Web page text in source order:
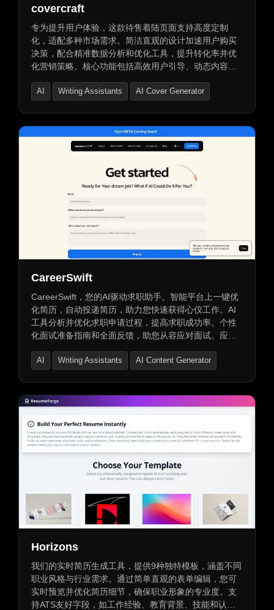
covercraft
专为提升用户体验，这款待售着陆页面支持高度定制
化，适配多种市场需求。简洁直观的设计加速用户购买
决策，配合精准数据分析和优化工具，提升转化率并优
化营销策略。核心功能包括高效用户引导、动态内容展
策略。同时提供域名服务、安全付款及免费交易支持。
AI Writing Assistants AI Cover Generator
CareerSwift
CareerSwift，您的AI驱动求职助手。智能平台上一键优
化简历，自动投递简历，助力您快速获得心仪工作。AI
工具分析并优化求职申请过程，提高求职成功率。个性
化面试准备指南和全面反馈，助您从容应对面试。应用
AI Writing Assistants AI Content Generator
Horizons
我们的实时简历生成工具，提供9种独特模板，涵盖不同
职业风格与行业需求。通过简单直观的表单编辑，您可
实时预览并优化简历细节，确保职业形象的专业度。支
持ATS友好字段，如工作经验、教育背景、技能和认